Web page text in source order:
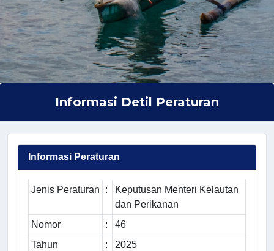
Informasi Detil Peraturan
Informasi Peraturan
Jenis Peraturan :
Keputusan Menteri Kelautan
dan Perikanan
Nomor
:
46
Tahun
:
2025